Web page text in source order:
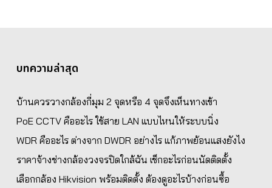
บทความล่าสุด
บ้านควรวางกล้องกี่มุม 2 จุดหรือ 4 จุดจึงเห็นทางเข้า
PoE CCTV คืออะไร ใช้สาย LAN แบบไหนให้ระบบนิ่ง
WDR คืออะไร ต่างจาก DWDR อย่างไร แก้ภาพย้อนแสงยังไง
ราคาจ้างช่างกล้องวงจรปิดใกล้ฉัน เช็กอะไรก่อนนัดติดตั้ง
เลือกกล้อง Hikvision พร้อมติดตั้ง ต้องดูอะไรบ้างก่อนซื้อ